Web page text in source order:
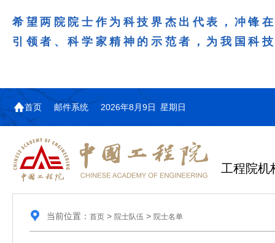
希望两院院士作为科技界杰出代表，冲锋
引领者、科学家精神的示范者，为我国科
首页 邮件系统 2026年8月9日 星期日
工程院机
当前位置： 首页> 院士队伍 > 院士名单